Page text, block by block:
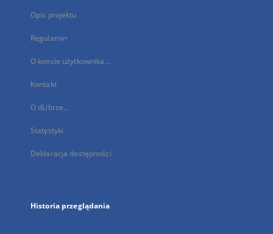
Opis projektu
Regulamin
O koncie użytkownika...
Kontakt
O dLibrze...
Statystyki
Deklaracja dostępności
Historia przeglądania